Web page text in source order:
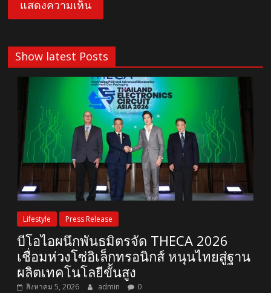
Show latest Posts
Lifestyle Press Release
บีโอไอผนึกพันธมิตรจัด THECA 2026
เชื่อมห่วงโซ่อิเล็กทรอนิกส์ หนุนไทยสู่ฐาน
ผลิตเทคโนโลยีขั้นสูง
สิงหาคม 5, 2026 admin 0